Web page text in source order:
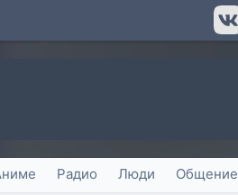
Радио Люди Общение